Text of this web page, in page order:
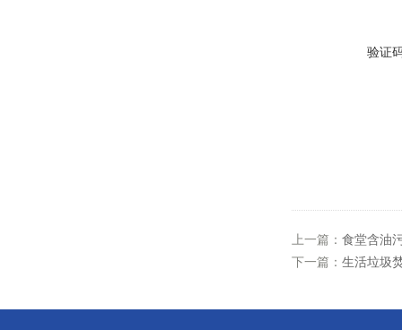
验证
上一篇： 食堂含油
下一篇： 生活垃圾